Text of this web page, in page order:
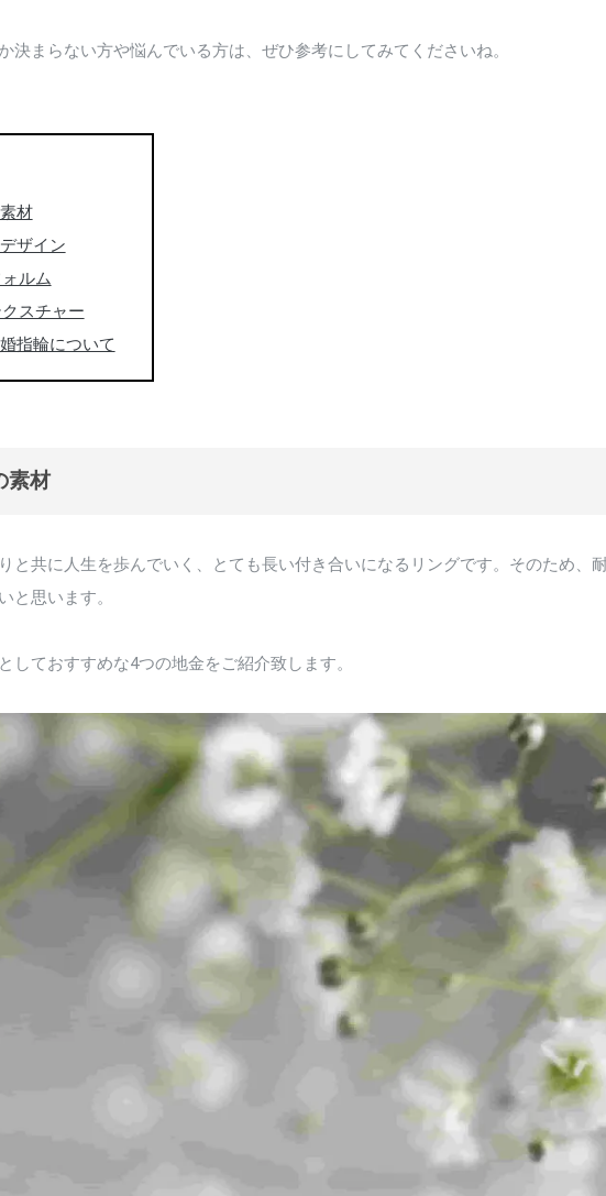
決まらない方や悩んでいる方は、ぜひ参考にしてみてくださいね。
材
ザイン
ルム
スチャー
指輪について
素材
と共に人生を歩んでいく、とても長い付き合いになるリングです。そのため、
と思います。
しておすすめな4つの地金をご紹介致します。